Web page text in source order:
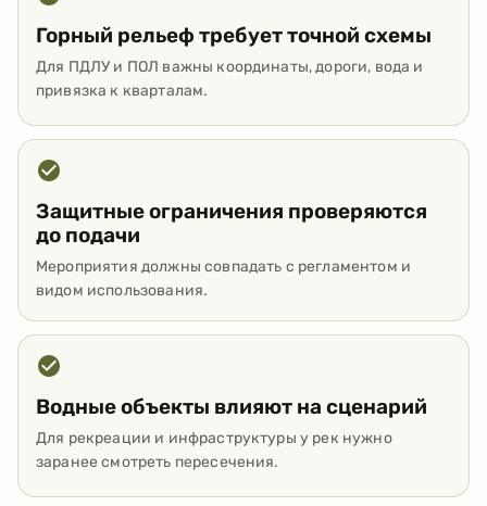
Горный рельеф требует точной схемы
Для ПДЛУ и ПОЛ важны координаты, дороги, вода и
привязка к кварталам.
Защитные ограничения проверяются
до подачи
Мероприятия должны совпадать с регламентом и
видом использования.
Водные объекты влияют на сценарий
Для рекреации и инфраструктуры у рек нужно
заранее смотреть пересечения.